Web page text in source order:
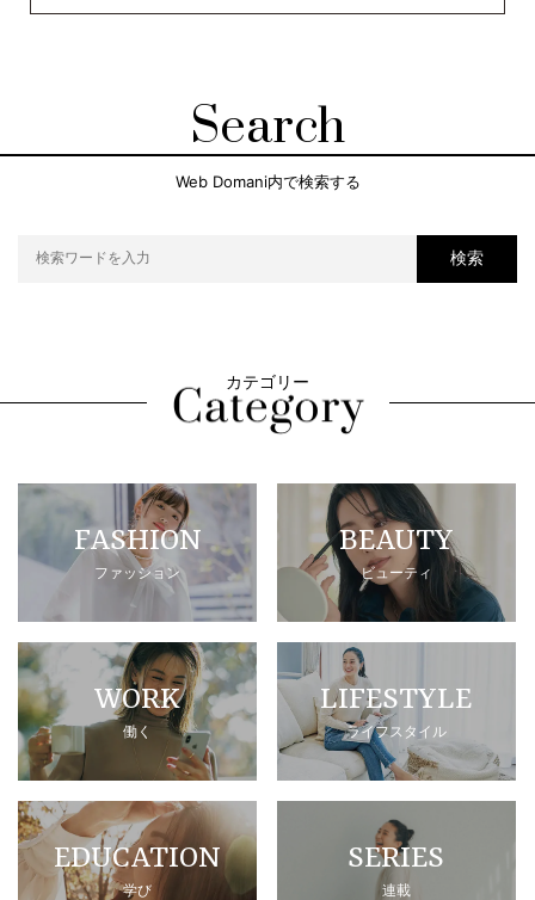
Search
Web Domani内で検索する
検索
カテゴリー
FASHION
ファッション
BEAUTY
ビューティ
WORK
働く
LIFESTYLE
ライフスタイル
EDUCATION
学び
SERIES
連載